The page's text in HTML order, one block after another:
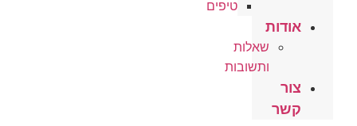
טיפים
אודות
שאלות
ותשובות
צור
קשר